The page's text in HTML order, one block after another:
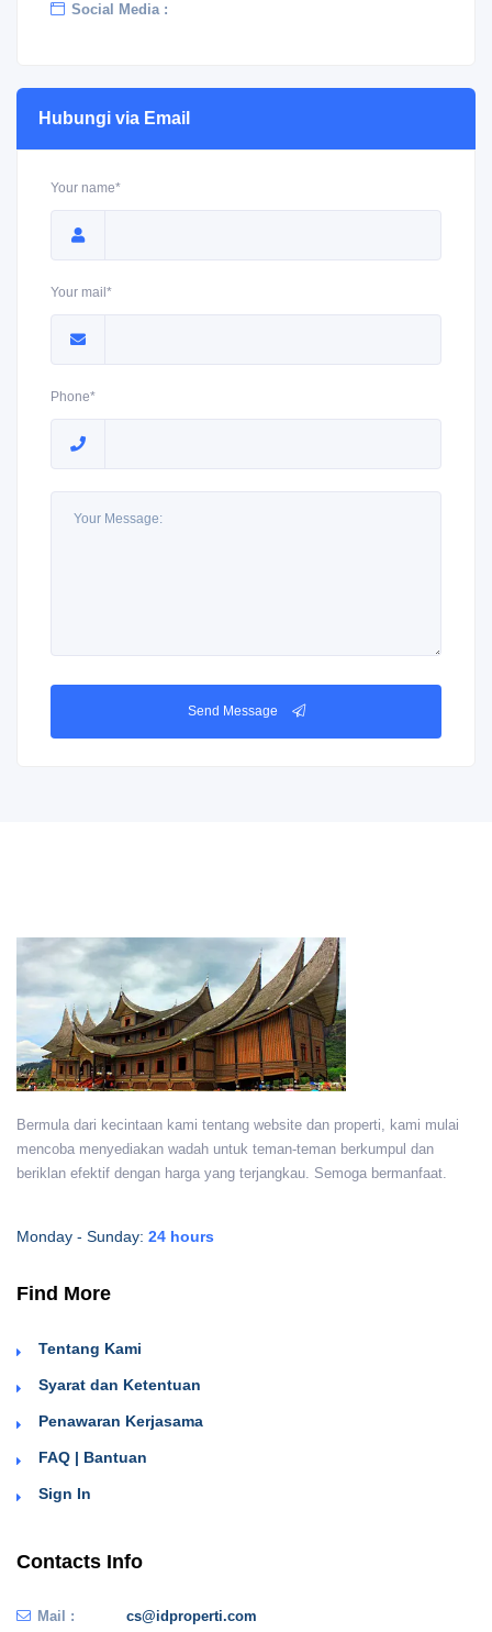
Social Media :
Hubungi via Email
Your name*
Your mail*
Phone*
Send Message
Bermula dari kecintaan kami tentang website dan properti, kami mulai
mencoba menyediakan wadah untuk teman-teman berkumpul dan
beriklan efektif dengan harga yang terjangkau. Semoga bermanfaat.
Monday - Sunday: 24 hours
Find More
Tentang Kami
Syarat dan Ketentuan
Penawaran Kerjasama
FAQ | Bantuan
Sign In
Contacts Info
Mail : cs@idproperti.com